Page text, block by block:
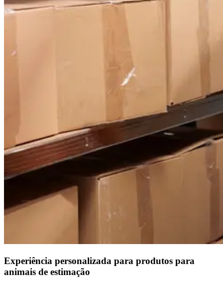
Experiência personalizada para produtos para
animais de estimação